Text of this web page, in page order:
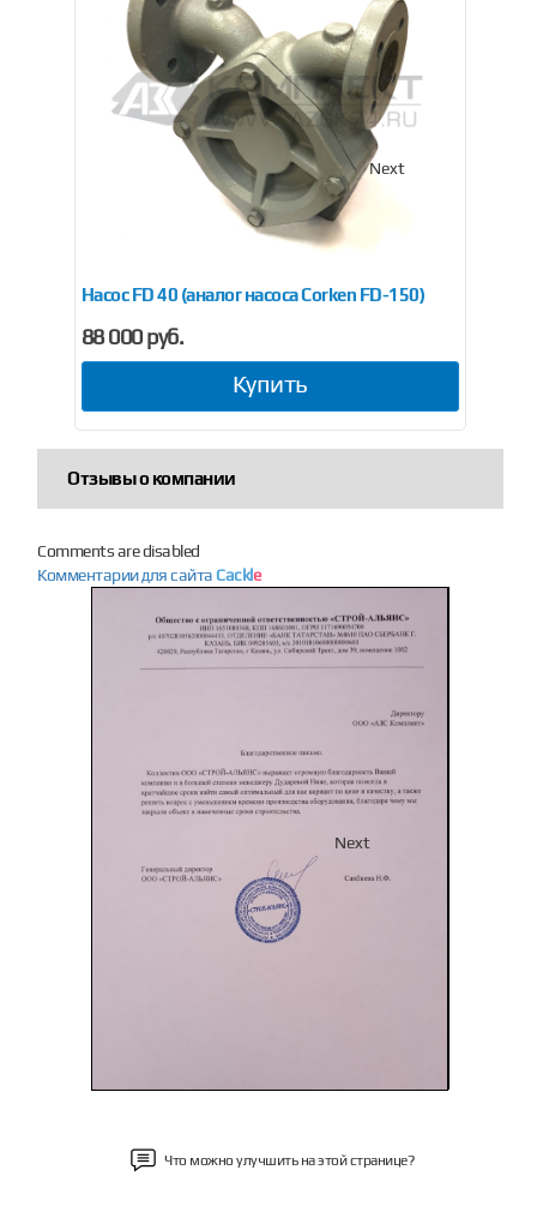
Насос FD 40 (аналог насоса Corken FD-150)
88 000 руб.
Купить
Next
Отзывы о компании
Comments are disabled
Комментарии для сайта Cackle
Next
Что можно улучшить на этой странице?